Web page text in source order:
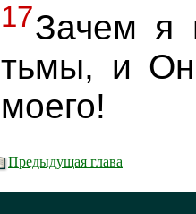
17Зачем я
тьмы, и
моего!
Предыдущая глава